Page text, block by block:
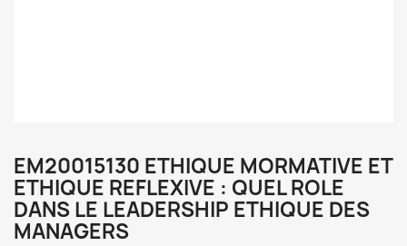
EM20015130 ETHIQUE MORMATIVE ET
ETHIQUE REFLEXIVE : QUEL ROLE
DANS LE LEADERSHIP ETHIQUE DES
MANAGERS